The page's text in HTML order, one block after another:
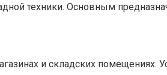
техники. Основным
и складских помещениях.